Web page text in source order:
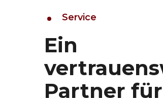
Service
Ein
Partner für